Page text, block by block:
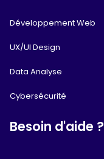
Développement Web
UX/UI Design
Data Analyse
Cybersécurité
Besoin d'aide ?